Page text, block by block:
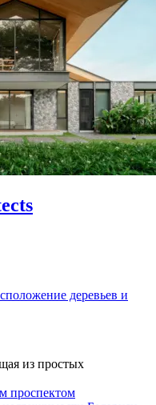
деревьев и
из простых
проспектом